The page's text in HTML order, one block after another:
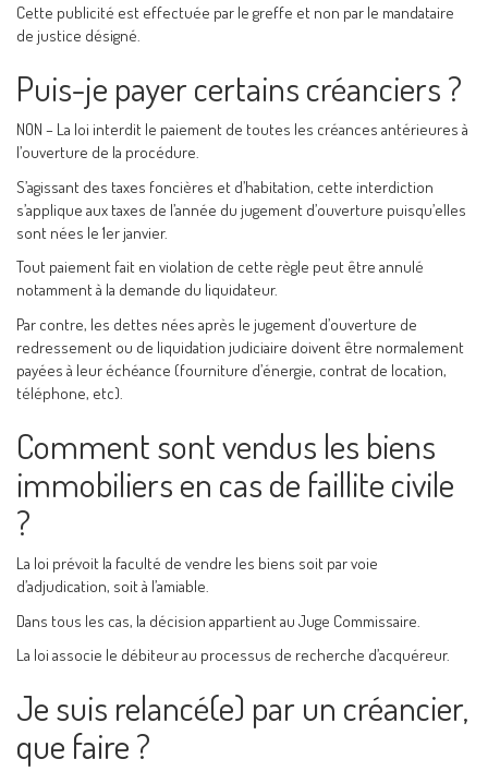
Cette publicité est effectuée par le greffe et non par le mandataire
de justice désigné.
Puis-je payer certains créanciers ?
NON – La loi interdit le paiement de toutes les créances antérieures à
l’ouverture de la procédure.
S’agissant des taxes foncières et d’habitation, cette interdiction
s’applique aux taxes de l’année du jugement d’ouverture puisqu’elles
sont nées le 1er janvier.
Tout paiement fait en violation de cette règle peut être annulé
notamment à la demande du liquidateur.
Par contre, les dettes nées après le jugement d’ouverture de
redressement ou de liquidation judiciaire doivent être normalement
payées à leur échéance (fourniture d’énergie, contrat de location,
téléphone, etc).
Comment sont vendus les biens
immobiliers en cas de faillite civile
?
La loi prévoit la faculté de vendre les biens soit par voie
d’adjudication, soit à l’amiable.
Dans tous les cas, la décision appartient au Juge Commissaire.
La loi associe le débiteur au processus de recherche d’acquéreur.
Je suis relancé(e) par un créancier,
que faire ?